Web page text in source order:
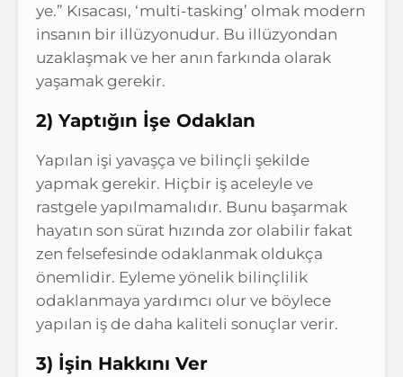
ye.” Kısacası, ‘multi-tasking’ olmak modern
insanın bir illüzyonudur. Bu illüzyondan
uzaklaşmak ve her anın farkında olarak
yaşamak gerekir.
2) Yaptığın İşe Odaklan
Yapılan işi yavaşça ve bilinçli şekilde
yapmak gerekir. Hiçbir iş aceleyle ve
rastgele yapılmamalıdır. Bunu başarmak
hayatın son sürat hızında zor olabilir fakat
zen felsefesinde odaklanmak oldukça
önemlidir. Eyleme yönelik bilinçlilik
odaklanmaya yardımcı olur ve böylece
yapılan iş de daha kaliteli sonuçlar verir.
3) İşin Hakkını Ver